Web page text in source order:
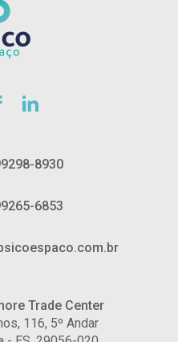
8930
6853
Trade Center
116, 5º Andar